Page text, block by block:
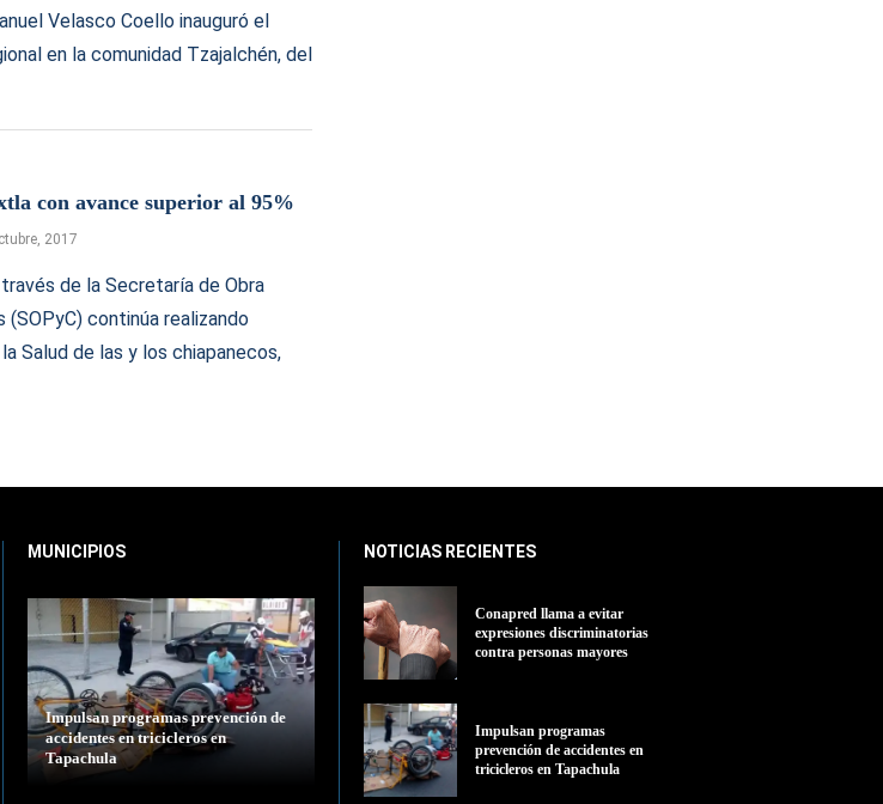
Velasco Coello inauguró el
en la comunidad Tzajalchén, del
con avance superior al 95%
2017
de la Secretaría de Obra
(SOPyC) continúa realizando
Salud de las y los chiapanecos,
MUNICIPIOS
Impulsan programas prevención de
accidentes en tricicleros en
Tapachula
NOTICIAS RECIENTES
Conapred llama a evitar
expresiones discriminatorias
contra personas mayores
Impulsan programas
prevención de accidentes en
tricicleros en Tapachula